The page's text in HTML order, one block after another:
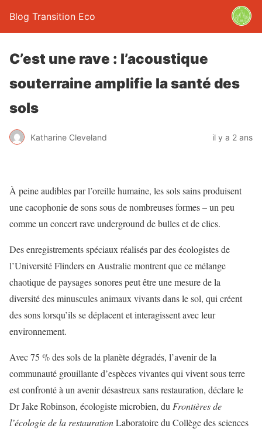
Blog Transition Eco
C’est une rave : l’acoustique
souterraine amplifie la santé des
sols
Katharine Cleveland il y a 2 ans
À peine audibles par l’oreille humaine, les sols sains produisent
une cacophonie de sons sous de nombreuses formes – un peu
comme un concert rave underground de bulles et de clics.
Des enregistrements spéciaux réalisés par des écologistes de
l’Université Flinders en Australie montrent que ce mélange
chaotique de paysages sonores peut être une mesure de la
diversité des minuscules animaux vivants dans le sol, qui créent
des sons lorsqu’ils se déplacent et interagissent avec leur
environnement.
Avec 75 % des sols de la planète dégradés, l’avenir de la
communauté grouillante d’espèces vivantes qui vivent sous terre
est confronté à un avenir désastreux sans restauration, déclare le
Dr Jake Robinson, écologiste microbien, du Frontières de
l’écologie de la restaurationLaboratoire du Collège des sciences